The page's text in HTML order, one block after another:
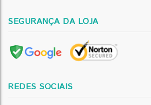
SEGURANÇA DA LOJA
REDES SOCIAIS